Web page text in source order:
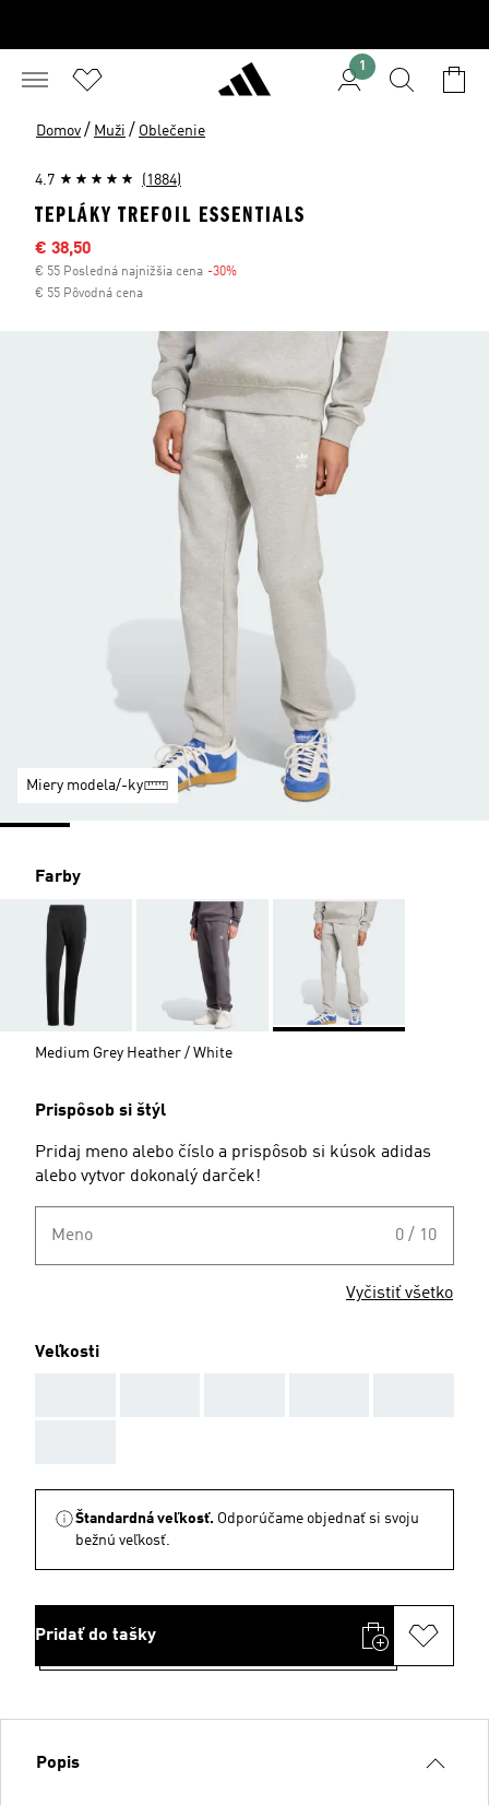
1
Domov / Muži / Oblečenie
4.7 (1884)
TEPLÁKY TREFOIL ESSENTIALS
Výpredajová cena
€ 38,50
€ 55 Posledná najnižšia cena -30%
€ 55 Pôvodná cena
Miery modela/-ky
Farby
Medium Grey Heather / White
Prispôsob si štýl
Pridaj meno alebo číslo a prispôsob si kúsok adidas
alebo vytvor dokonalý darček!
Meno 0 / 10
Vyčistiť všetko
Veľkosti
Štandardná veľkosť. Odporúčame objednať si svoju
bežnú veľkosť.
Pridať do tašky
Popis